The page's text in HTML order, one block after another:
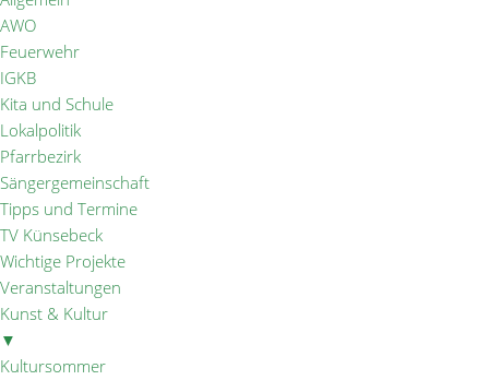
AWO
Feuerwehr
IGKB
Kita und Schule
Lokalpolitik
Pfarrbezirk
Sängergemeinschaft
Tipps und Termine
TV Künsebeck
Wichtige Projekte
Veranstaltungen
Kunst & Kultur
▼
Kultursommer